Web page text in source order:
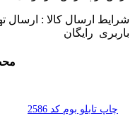
شرایط ارسال کالا : ارسال
باربری رایگان
چاپ تابلو بوم کد 2586